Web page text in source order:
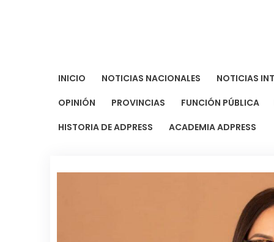
INICIO NOTICIAS NACIONALES NOTICIAS
OPINIÓN
PROVINCIAS FUNCIÓN PÚBLICA
HISTORIA DE ADPRESS
ACADEMIA ADPRESS